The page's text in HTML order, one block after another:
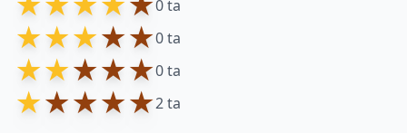
0 ta
★★★★★0 ta
★★★★★0 ta
★★★★★2 ta